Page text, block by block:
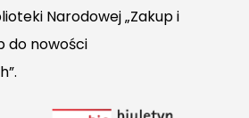
Narodowej „Zakup i
do nowości